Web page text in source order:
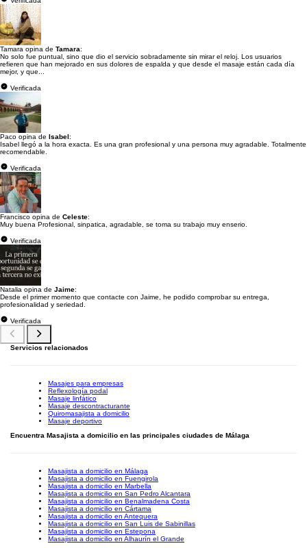
Tamara opina de Tamara:
No solo fue puntual, sino que dio el servicio sobradamente sin mirar el reloj. Los usuarios
refieren que han mejorado en sus dolores de espalda y que desde el masaje están cada día
mejor, y que...
Verificada
Paco opina de Isabel:
Isabel llegó a la hora exacta. Es una gran profesional y una persona muy agradable. Totalmente
recomendable.
Verificada
Francisco opina de Celeste:
Muy buena Profesional, sinpatica, agradable, se toma su trabajo muy enserio.
Verificada
Natalia opina de Jaime:
Desde el primer momento que contacte con Jaime, he podido comprobar su entrega,
profesionalidad y seriedad.
Verificada
Servicios relacionados
Masajes para empresas
Reflexología podal
Masaje linfático
Masaje descontracturante
Quiromasajista a domicilio
Masaje deportivo
Encuentra Masajista a domicilio en las principales ciudades de Málaga
Masajista a domicilio en Málaga
Masajista a domicilio en Fuengirola
Masajista a domicilio en Marbella
Masajista a domicilio en San Pedro Alcantara
Masajista a domicilio en Benalmadena Costa
Masajista a domicilio en Cártama
Masajista a domicilio en Antequera
Masajista a domicilio en San Luis de Sabinillas
Masajista a domicilio en Estepona
Masajista a domicilio en Alhaurín el Grande